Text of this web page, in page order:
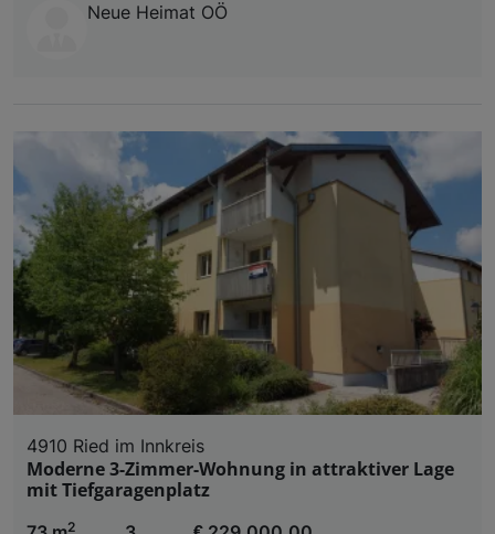
Neue Heimat OÖ
4910 Ried im Innkreis
Moderne 3-Zimmer-Wohnung in attraktiver Lage
mit Tiefgaragenplatz
2